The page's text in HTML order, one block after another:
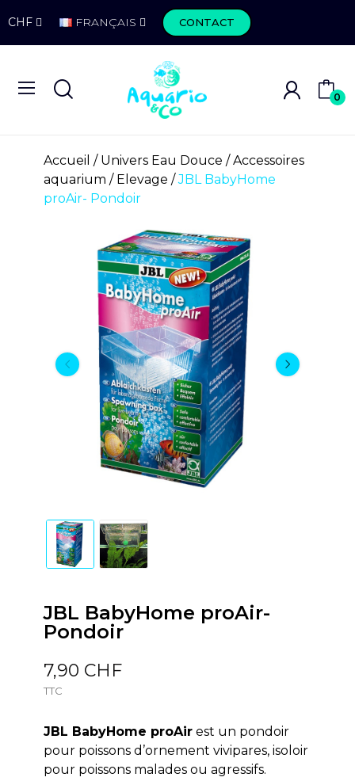
CHF FRANÇAIS CONTACT
0
Accueil Univers Eau Douce
Accessoires
aquarium
Elevage
JBL BabyHome
proAir- Pondoir
JBL BabyHome proAir-
Pondoir
7,90 CHF
TTC
JBL BabyHome proAirest un pondoir
pour poissons d’ornement vivipares, isoloir
pour poissons malades ou agressifs.